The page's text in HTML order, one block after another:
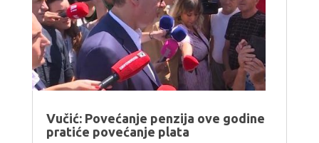
Vučić: Povećanje penzija ove godine
pratiće povećanje plata